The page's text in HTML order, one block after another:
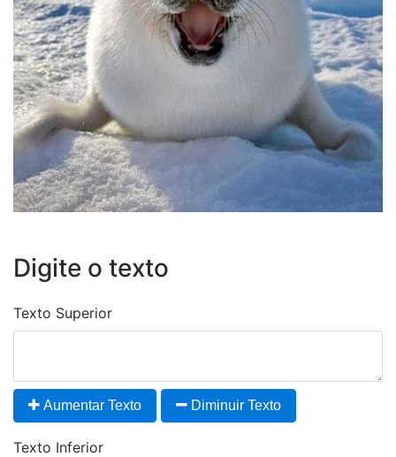
Digite o texto
Texto Superior
Aumentar Texto Diminuir Texto
Texto Inferior